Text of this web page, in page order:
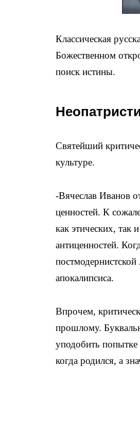
Классическая
Божественном
поиск истины.
Святейший
культуре.
-Вячеслав Иванов
ценностей. К
как этических, так
антиценностей.
апокалипсиса.
Впрочем,
прошлому.
уподобить попытке
когда родился, а